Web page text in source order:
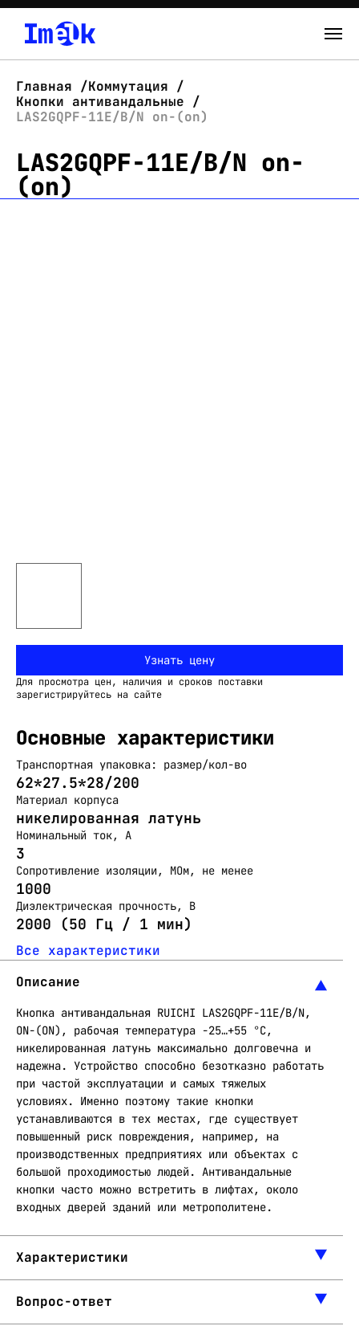
О нас
Новости
Склад
Главная
Коммутация
Кнопки антивандальные
LAS2GQPF-11E/B/N on-(on)
LAS2GQPF-11E/B/N on-
(on)
Узнать цену
Для просмотра цен, наличия и сроков поставки
зарегистрируйтесь на сайте
Основные характеристики
Транспортная упаковка: размер/кол-во
62*27.5*28/200
Материал корпуса
никелированная латунь
Номинальный ток, А
3
Сопротивление изоляции, МОм, не менее
1000
Диэлектрическая прочность, В
2000 (50 Гц / 1 мин)
Все характеристики
Описание
Кнопка антивандальная RUICHI LAS2GQPF-11E/B/N,
ON-(ON), рабочая температура -25…+55 °C,
никелированная латунь максимально долговечна и
надежна. Устройство способно безотказно работать
при частой эксплуатации и самых тяжелых
условиях. Именно поэтому такие кнопки
устанавливаются в тех местах, где существует
повышенный риск повреждения, например, на
производственных предприятиях или объектах с
большой проходимостью людей. Антивандальные
кнопки часто можно встретить в лифтах, около
входных дверей зданий или метрополитене.
Характеристики
Вопрос-ответ